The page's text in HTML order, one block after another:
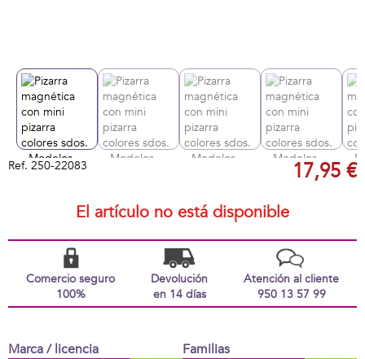
Ref. 250-22083 17,95 €
El artículo no está disponible
Comercio seguro
100%
Devolución
en 14 días
Atención al cliente
950 13 57 99
Marca / licencia Familias